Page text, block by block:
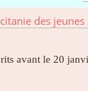
des
avant le 20